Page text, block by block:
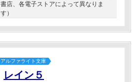
書店、各電子ストアによって異なりま
す）
アルファライト文庫
レイン５